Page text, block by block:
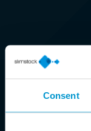
Consent